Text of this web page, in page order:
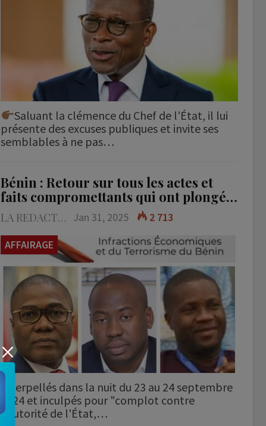
Saluant la clémence du Chef de l'État, il lui
présente des excuses publiques et invite ses
semblables à ne pas…
Bénin : Retour sur tous les actes et
faits compromettants qui ont plongé…
LA REDACTION Jan 31, 2025
2 713
AFFAIRAGE
Interpellés dans la nuit du 23 au 24 septembre
2024 et inculpés pour "complot contre
l'autorité de l'État,…